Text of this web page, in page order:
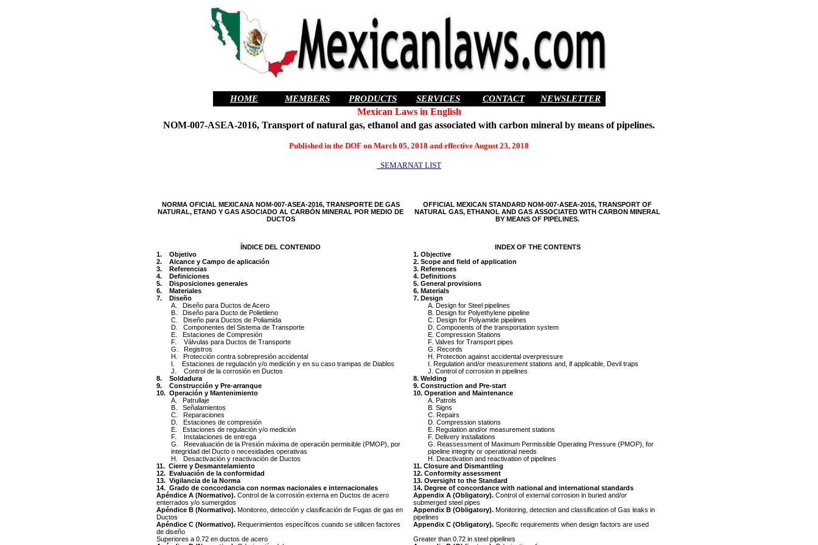
HOME MEMBERS PRODUCTS SERVICES CONTACT NEWSLETTER
Mexican Laws in English
NOM-007-ASEA-2016, Transport of natural gas, ethanol and gas associated with carbon mineral by means of pipelines.
Published in the DOF on March 05, 2018 and effective August 23, 2018
SEMARNAT LIST
NORMA OFICIAL MEXICANA NOM-007-ASEA-2016, TRANSPORTE DE GAS
NATURAL, ETANO Y GAS ASOCIADO AL CARBÓN MINERAL POR MEDIO DE
DUCTOS
OFFICIAL MEXICAN STANDARD NOM-007-ASEA-2016, TRANSPORT OF
NATURAL GAS, ETHANOL AND GAS ASSOCIATED WITH CARBON MINERAL
BY MEANS OF PIPELINES.
ÍNDICE DEL CONTENIDO
INDEX OF THE CONTENTS
1. Objetivo
1. Objective
2. Alcance y Campo de aplicación
2. Scope and field of application
3. Referencias
3. References
4. Definiciones
4. Definitions
5. Disposiciones generales
5. General provisions
6. Materiales
6. Materials
7. Diseño
7. Design
A. Diseño para Ductos de Acero
A. Design for Steel pipelines
B. Diseño para Ducto de Polietileno
B. Design for Polyethylene pipeline
C. Diseño para Ductos de Poliamida
C. Design for Polyamide pipelines
D. Componentes del Sistema de Transporte
D. Components of the transportation system
E. Estaciones de Compresión
E. Compression Stations
F. Válvulas para Ductos de Transporte
F. Valves for Transport pipes
G. Registros
G. Records
H. Protección contra sobrepresión accidental
H. Protection against accidental overpressure
I. Estaciones de regulación y/o medición y en su caso trampas de Diablos
I. Regulation and/or measurement stations and, if applicable, Devil traps
J. Control de la corrosión en Ductos
J. Control of corrosion in pipelines
8. Soldadura
8. Welding
9. Construcción y Pre-arranque
9. Construction and Pre-start
10. Operación y Mantenimiento
10. Operation and Maintenance
A. Patrullaje
A. Patrols
B. Señalamientos
B. Signs
C. Reparaciones
C. Repairs
D. Estaciones de compresión
D. Compression stations
E. Estaciones de regulación y/o medición
E. Regulation and/or measurement stations
F. Instalaciones de entrega
F. Delivery installations
G. Reevaluación de la Presión máxima de operación permisible (PMOP), por
integridad del Ducto o necesidades operativas
G. Reassessment of Maximum Permissible Operating Pressure (PMOP), for
pipeline integrity or operational needs
H. Desactivación y reactivación de Ductos
H. Deactivation and reactivation of pipelines
11. Cierre y Desmantelamiento
11. Closure and Dismantling
12. Evaluación de la conformidad
12. Conformity assessment
13. Vigilancia de la Norma
13. Oversight to the Standard
14. Grado de concordancia con normas nacionales e internacionales
14. Degree of concordance with national and international standards
Apéndice A (Normativo).Control de la corrosión externa en Ductos de acero
enterrados y/o sumergidos
Appendix A (Obligatory). Control of external corrosion in buried and/or
submerged steel pipes
Apéndice B (Normativo).Monitoreo, detección y clasificación de Fugas de gas en
Ductos
Appendix B (Obligatory). Monitoring, detection and classification of Gas leaks in
pipelines
Apéndice C (Normativo).Requerimientos específicos cuando se utilicen factores
de diseño
Appendix C (Obligatory). Specific requirements when design factors are used
Superiores a 0.72 en ductos de acero
Greater than 0.72 in steel pipelines